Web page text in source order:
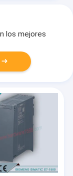
los mejores